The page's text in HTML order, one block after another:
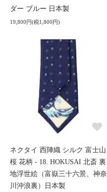
ダー ブルー 日本製
19,800円(税1,800円)
ネクタイ 西陣織 シルク 富士山
桜 花柄 - 18. HOKUSAI 北斎 裏
地浮世絵（富嶽三十六景、神奈
川沖浪裏）日本製